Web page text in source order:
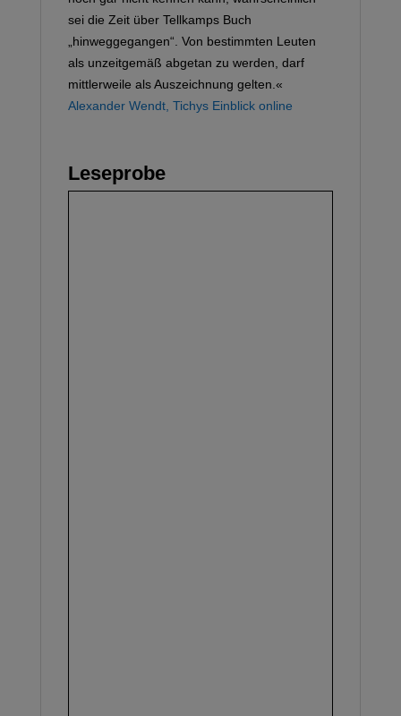
sei die Zeit über Tellkamps Buch
„hinweggegangen“. Von bestimmten Leuten
als unzeitgemäß abgetan zu werden, darf
mittlerweile als Auszeichnung gelten.«
Alexander Wendt, Tichys Einblick online
Leseprobe